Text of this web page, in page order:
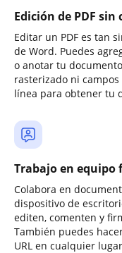
Edición de PDF
Editar un PDF es tan
de Word. Puedes
o anotar tu
rasterizado ni
línea para obtener tu
Trabajo en equipo
Colabora en
dispositivo de
editen, comenten y
También puedes
URL en cualquier